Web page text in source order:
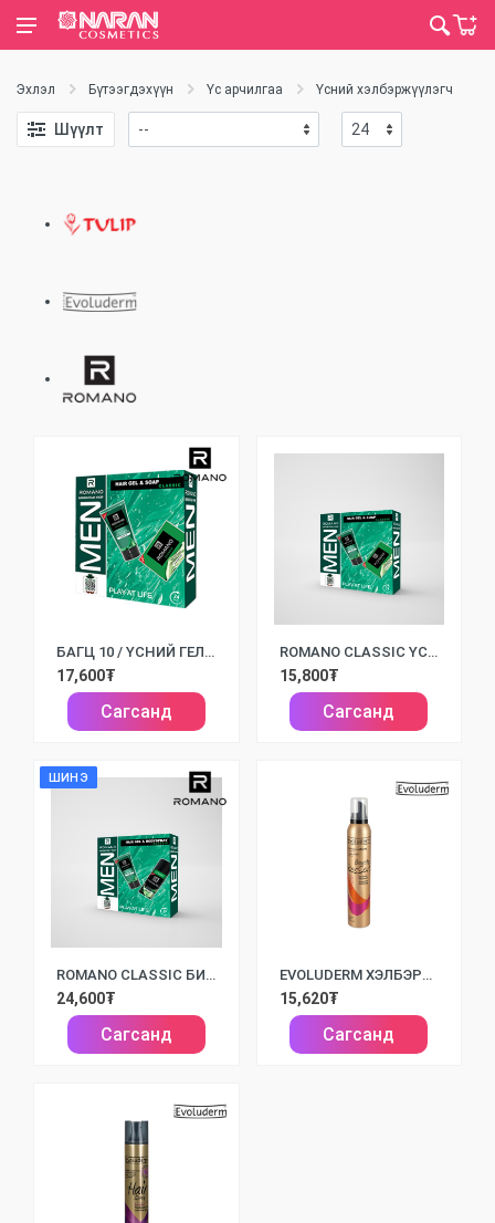
Эхлэл Бүтээгдэхүүн Үс арчилгаа Үсний хэлбэржүүлэгч
Шүүлт
БАГЦ 10 / ҮСНИЙ ГЕЛЬ 150МЛ + ХАТУУ САВАН 90ГР/
17,600₮
Сагсанд
ROMANO CLASSIC ҮСНИЙ ГЕЛЬ БОЛОН ХАТУУ САВАН
15,800₮
Сагсанд
ШИНЭ
ROMANO CLASSIC БИЕИЙН СПРЭЙ БОЛОН ҮСНИЙ ГЕЛЬ
24,600₮
Сагсанд
EVOLUDERM ХЭЛБЭРЖҮҮЛЭГЧ ҮСНИЙ ХӨӨС /250МЛ/
15,620₮
Сагсанд